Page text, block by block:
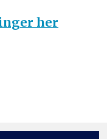
her